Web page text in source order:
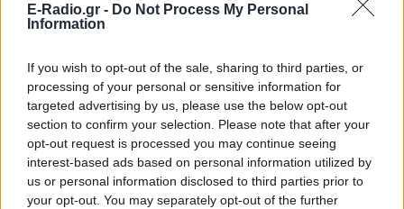
E-Radio.gr - Do Not Process My Personal
Information
If you wish to opt-out of the sale, sharing to third parties, or
processing of your personal or sensitive information for
targeted advertising by us, please use the below opt-out
section to confirm your selection. Please note that after your
opt-out request is processed you may continue seeing
interest-based ads based on personal information utilized by
us or personal information disclosed to third parties prior to
your opt-out. You may separately opt-out of the further
Με αντιμετωπίζουν με μοναδικό τρόπο. Μου λένε
«καλώς το μοντέλο». Η ζωή στο λιμάνι είναι μια
ρουτίνα. Έχω κυλιόμενο ωράριο – και πρωινός, και
απογευματινός, και βραδινός. Προτιμώ να δουλεύω
στο λιμάνι και τα χρήματα που βγάζω να τα κερδίζω
με την αξία μου: καθαρά, με κόπο και μόχθο, παρά να